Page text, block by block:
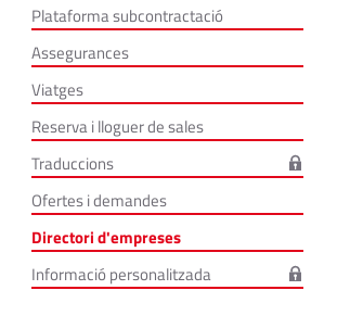
Plataforma subcontractació
Assegurances
Viatges
Reserva i lloguer de sales
Traduccions
Ofertes i demandes
Directori d'empreses
Informació personalitzada